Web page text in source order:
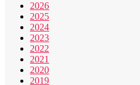
2026
2025
2024
2023
2022
2021
2020
2019